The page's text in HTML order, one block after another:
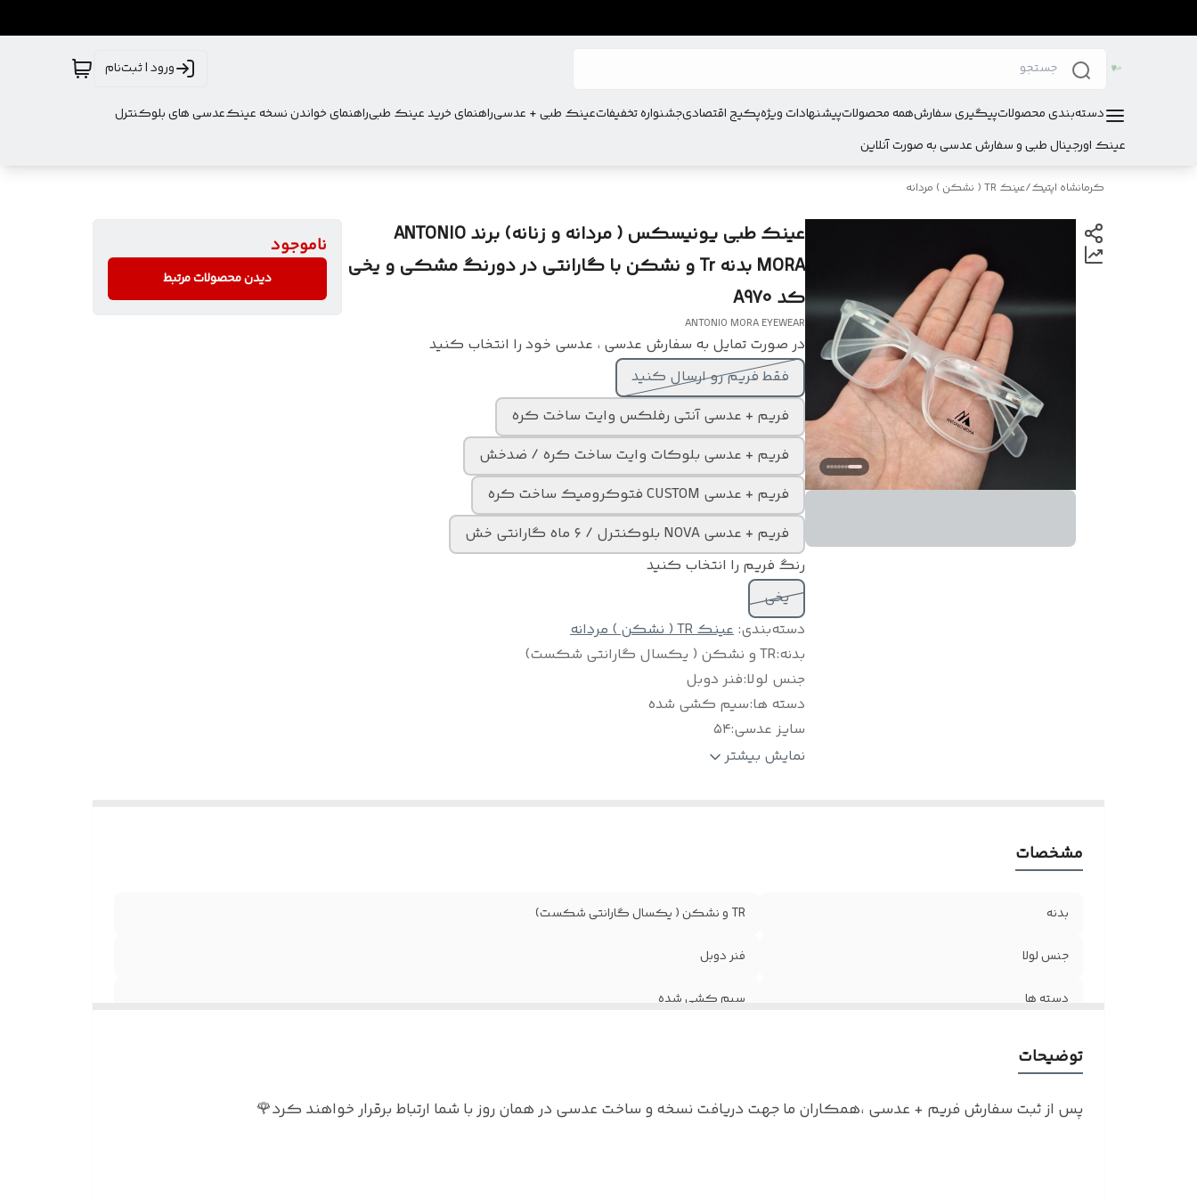
ورود | ثبت‌نام
دسته‌بندی محصولاتپیگیری سفارشهمه محصولاتپیشنهادات ویژهپکیج اقتصادیجشنواره تخفیفاتعینک طبی + عدسیراهنمای خرید عینک طبیراهنمای خواندن نسخه عینکعدسی های بلوکنترل
عینک اورجینال طبی و سفارش عدسی به صورت آنلاین
کرمانشاه اپتیک/عینک TR ( نشکن ) مردانه
عینک طبی یونیسکس ( مردانه و زنانه) برند ANTONIO
MORA بدنه Tr و نشکن با گارانتی در دورنگ مشکی و یخی
کد A970
ANTONIO MORA EYEWEAR
در صورت تمایل به سفارش عدسی ، عدسی خود را انتخاب کنید
فقط فریم رو ارسال کنید
فریم + عدسی آنتی رفلکس وایت ساخت کره
فریم + عدسی بلوکات وایت ساخت کره / ضدخش
فریم + عدسی CUSTOM فتوکرومیک ساخت کره
فریم + عدسی NOVA بلوکنترل / ۶ ماه گارانتی خش
رنگ فریم را انتخاب کنید
یخی
دسته‌بندی: عینک TR ( نشکن ) مردانه
بدنه:TR و نشکن ( یکسال گارانتی شکست)
جنس لولا:فنر دوبل
دسته ها:سیم کشی شده
سایز عدسی:۵۴
وزن فریم:۱۸ گرم
نمایش بیشتر
ناموجود
دیدن محصولات مرتبط
مشخصات
بدنه TR و نشکن ( یکسال گارانتی شکست)
جنس لولا فنر دوبل
دسته ها سیم کشی شده
توضیحات
پس از ثبت سفارش فریم + عدسی ،همکاران ما جهت دریافت نسخه و ساخت عدسی در همان روز با شما ارتباط برقرار خواهند کرد🌹